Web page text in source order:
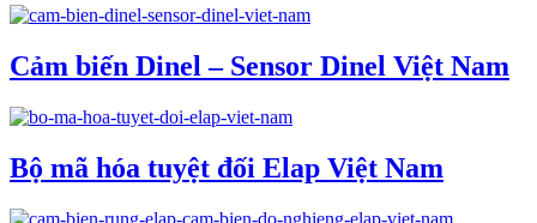
Cảm biến Dinel – Sensor Dinel Việt Nam
Bộ mã hóa tuyệt đối Elap Việt Nam